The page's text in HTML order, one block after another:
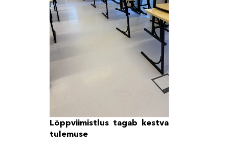
Lõppviimistlus tagab kestva
tulemuse